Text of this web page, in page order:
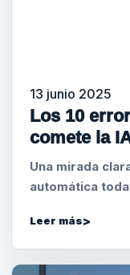
13 junio 2025
Los 10
comete la
Una mirada
automática
Leer más